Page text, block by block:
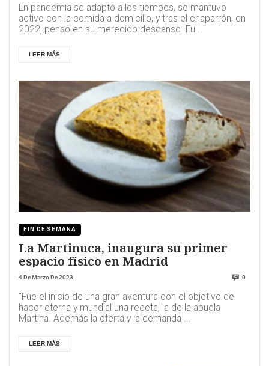
En pandemia se adaptó a los tiempos, se mantuvo
activo con la comida a domicilio, y tras el chaparrón, en
2022, pensó en su merecido descanso. Fu...
LEER MÁS
FIN DE SEMANA
La Martinuca, inaugura su primer
espacio físico en Madrid
4 De Marzo De 2023 0
“Fue el inicio de una gran aventura con el objetivo de
hacer eterna y mundial una receta, la de la abuela
Martina. Además la oferta y la demanda ...
LEER MÁS